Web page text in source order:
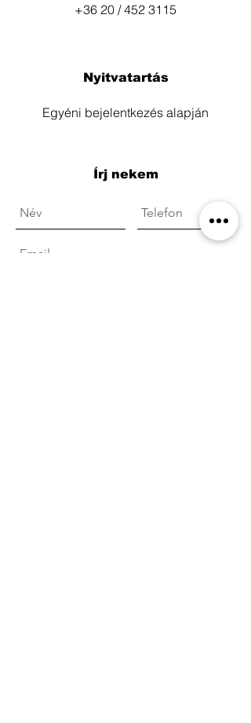
+36 20 / 452 3115
Nyitvatartás
Egyéni bejelentkezés alapján
Írj nekem